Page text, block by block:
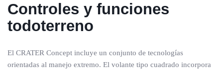
Controles y funciones
todoterreno
El CRATER Concept incluye un conjunto de tecnologías
orientadas al manejo extremo. El volante tipo cuadrado incorpora